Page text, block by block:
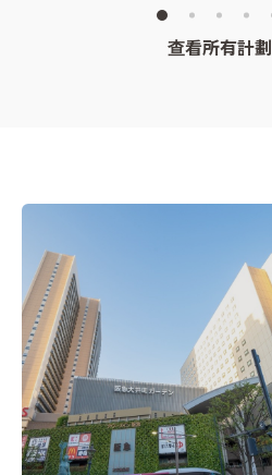
查看所有計劃